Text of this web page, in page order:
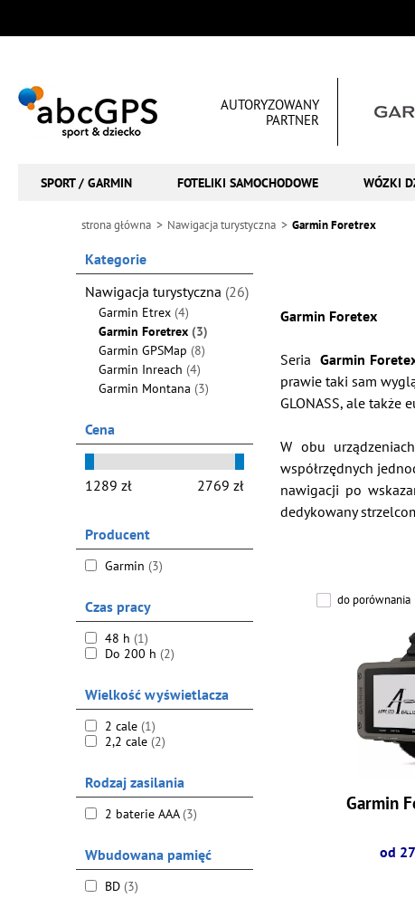
AUTORYZOWANY
PARTNER
SPORT / GARMIN FOTELIKI SAMOCHODOWE WÓZKI
strona główna Nawigacja turystyczna Garmin Foretrex
Kategorie
Nawigacja turystyczna (26)
Garmin Etrex (4)
Garmin Foretrex (3)
Garmin GPSMap (8)
Garmin Inreach (4)
Garmin Montana (3)
Cena
Producent
Garmin (3)
Czas pracy
48 h (1)
Do 200 h (2)
Wielkość wyświetlacza
2 cale (1)
2,2 cale (2)
Rodzaj zasilania
2 baterie AAA (3)
Wbudowana pamięć
BD (3)
Garmin Foretex
SeriaGarmin
prawie taki sam
GLONASS, ale także
W obu
współrzędnych
nawigacji po
dedykowany
do porównania
Garmin
od